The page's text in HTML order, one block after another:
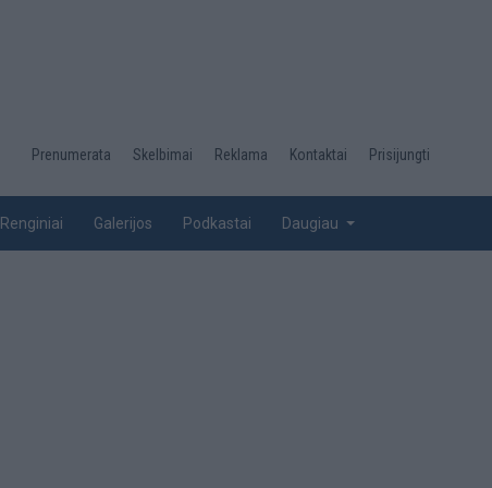
Desktop
top
Prenumerata Skelbimai Reklama Kontaktai Prisijungti
Renginiai Galerijos Podkastai Daugiau